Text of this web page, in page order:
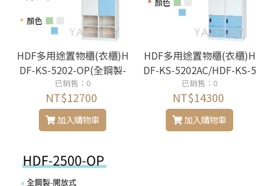
HDF多用途置物櫃(衣櫃)H
DF-KS-5202-OP(全鋼製-
開放式)
已銷售：0
NT$12700
加入購物車
HDF多用途置物櫃(衣櫃)H
DF-KS-5202AC/HDF-KS-5
208BC/HDF-KS-5202ABC
(混合式)
已銷售：0
NT$14300
加入購物車